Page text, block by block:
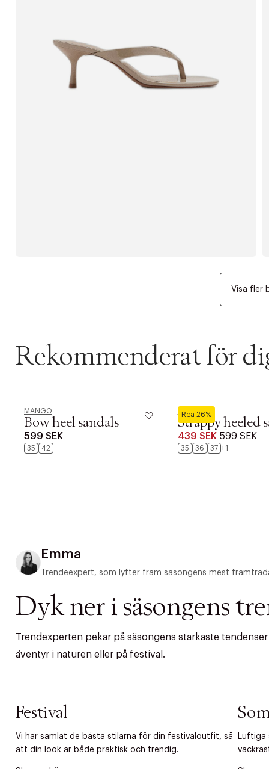
Visa fler
Rekommenderat för
MANGO
Bow heel sandals
599 SEK
35 42
Rea 26%
MANGO
Strappy heeled
439 SEK 599 SEK
35 36 37 +1
Emma
Trendeexpert, som lyfter fram säsongens mest
Dyk ner i säsongens
Trendexperten pekar på säsongens starkaste
äventyr i naturen eller på festival.
Festival
Vi har samlat de bästa stilarna för din festivaloutfit, så
att din look är både praktisk och trendig.
Luftiga
LÄGG TILL
WE CARE
Øv vi kan
PRODUKTEN